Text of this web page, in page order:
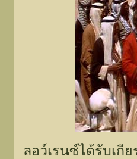
ลอว์เรนซ์ได้รับเกี